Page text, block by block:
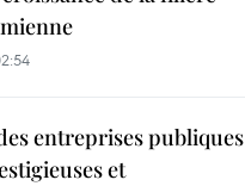
entreprises publiques
et